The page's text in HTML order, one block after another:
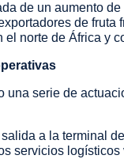
de un aumento
de
norte de África y
una serie de
a la terminal
servicios